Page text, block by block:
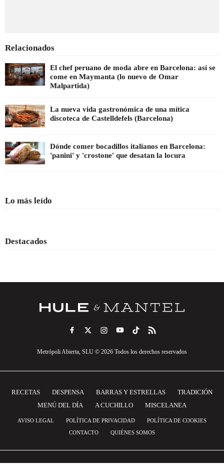
Relacionados
El chef peruano de moda abre en Barcelona: así se
come en Maymanta (lo nuevo de Omar
Malpartida)
La nueva vida gastronómica de una mítica
discoteca de Castelldefels (Barcelona)
Dónde comer bocadillos italianos en Barcelona:
'panini' y 'crostone' que desatan la locura
Lo más leído
Destacados
Metrópoli Abierta, SLU © 2026 Todos los derechos reservados
RECETAS DESPENSA BARRAS Y ESTRELLAS
TRADICIÓN
MENÚ DEL DÍA
A CUCHILLO MISCELANEA
AVISO LEGAL POLÍTICA DE PRIVACIDAD
POLÍTICA DE COOKIES
CONTACTO
QUIÉNES SOMOS